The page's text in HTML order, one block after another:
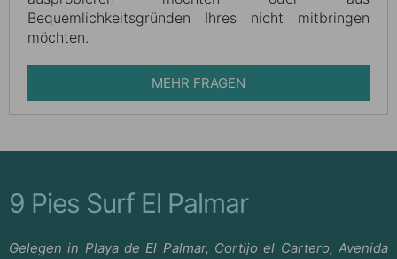
Bequemlichkeitsgründen Ihres nicht mitbringen
möchten.
MEHR FRAGEN
9 Pies Surf El Palmar
Gelegen in Playa de El Palmar, Cortijo el Cartero, Avenida